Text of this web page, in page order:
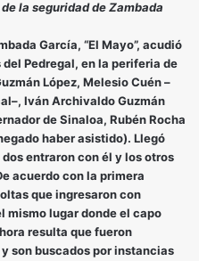
la seguridad de Zambada
García, “El Mayo”, acudió
Pedregal, en la periferia de
López, Melesio Cuén –
Iván Archivaldo Guzmán
de Sinaloa, Rubén Rocha
haber asistido). Llegó
entraron con él y los otros
acuerdo con la primera
que ingresaron con
mismo lugar donde el capo
resulta que fueron
son buscados por instancias